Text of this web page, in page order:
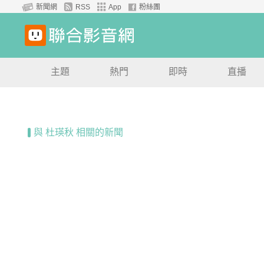
新聞網 RSS App 粉絲團
主題 熱門 即時 直播
與 杜瑛秋 相關的新聞